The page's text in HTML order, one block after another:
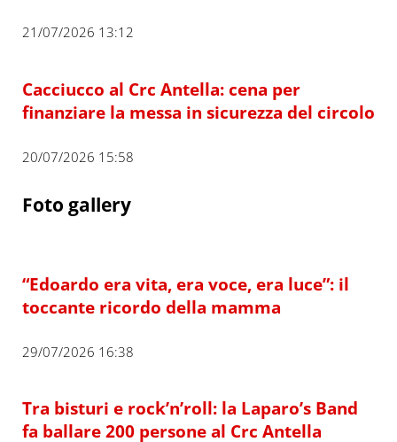
21/07/2026 13:12
Cacciucco al Crc Antella: cena per
finanziare la messa in sicurezza del circolo
20/07/2026 15:58
Foto gallery
“Edoardo era vita, era voce, era luce”: il
toccante ricordo della mamma
29/07/2026 16:38
Tra bisturi e rock’n’roll: la Laparo’s Band
fa ballare 200 persone al Crc Antella